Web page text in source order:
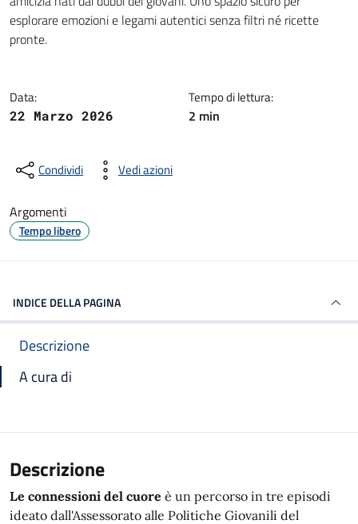
esplorare emozioni e legami autentici senza filtri né ricette
pronte.
Data:
22 Marzo 2026
Tempo di lettura:
2 min
Condividi Vedi azioni
Argomenti
Tempo libero
INDICE DELLA PAGINA
Descrizione
A cura di
Descrizione
Le connessioni del cuore è un percorso in tre episodi
ideato dall'Assessorato alle Politiche Giovanili del